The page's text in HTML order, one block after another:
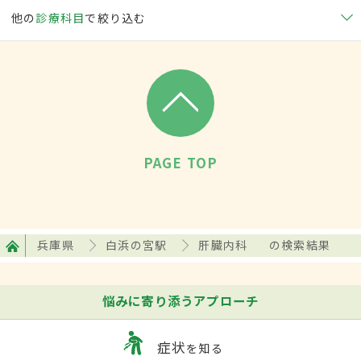
他の 診療科目で絞り込む
PAGE TOP
兵庫県 白浜の宮駅 肝臓内科 の検索結果
悩みに寄り添うアプローチ
症状を知る